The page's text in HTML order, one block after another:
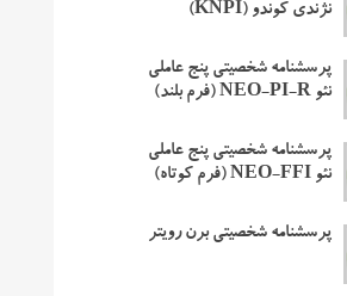
نژندی کوندو (KNPI)
پرسشنامه شخصیتی پنج عاملی
نئو NEO-PI-R (فرم بلند)
پرسشنامه شخصیتی پنج عاملی
نئو NEO-FFI (فرم کوتاه)
پرسشنامه شخصیتی برن رویتر